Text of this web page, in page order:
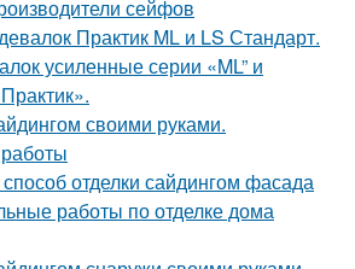
сейфов
Практик ML и LS Стандарт.
усиленные серии «ML” и
своими руками.
отделки сайдингом фасада
работы по отделке дома